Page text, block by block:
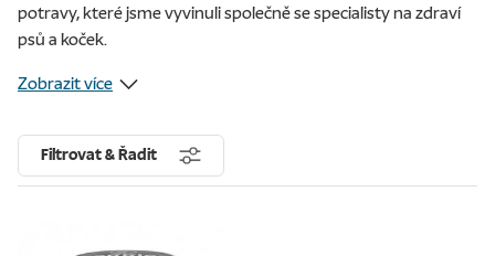
potravy, které jsme vyvinuli společně se specialisty na zdraví
psů a koček.
Zobrazit více
Filtrovat & Řadit